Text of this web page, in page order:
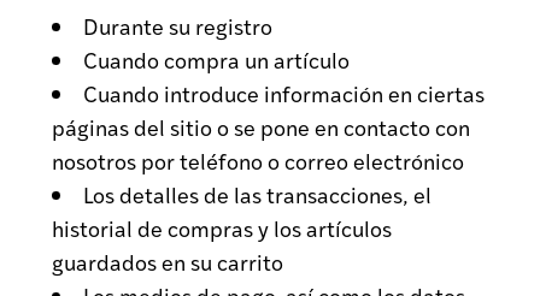
Durante su registro
Cuando compra un artículo
Cuando introduce información en ciertas
páginas del sitio o se pone en contacto con
nosotros por teléfono o correo electrónico
Los detalles de las transacciones, el
historial de compras y los artículos
guardados en su carrito